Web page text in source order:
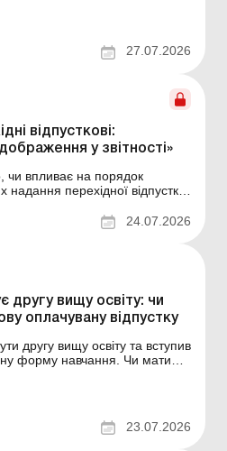
відпустку на дітей за ті роки,
27.07.2026
відпусткові:
у звітності»
чи впливає на порядок
надання перехідної відпустки,
алгоритм їх
розглянемо практичні
24.07.2026
другу вищу освіту: чи
оплачувану відпустку
другу вищу освіту та вступив
форму навчання. Чи матиме
то якої тривалості? Більше
23.07.2026